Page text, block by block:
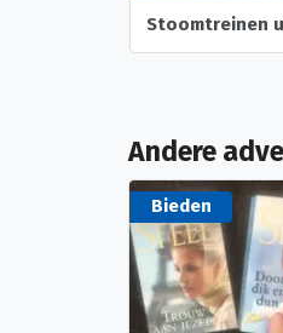
Andere
Bieden